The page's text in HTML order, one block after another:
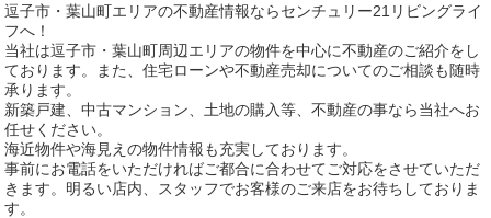
逗子市・葉山町エリアの不動産情報ならセンチュリー21リビングライ
フへ！
当社は逗子市・葉山町周辺エリアの物件を中心に不動産のご紹介をし
ております。また、住宅ローンや不動産売却についてのご相談も随時
承ります。
新築戸建、中古マンション、土地の購入等、不動産の事なら当社へお
任せください。
海近物件や海見えの物件情報も充実しております。
事前にお電話をいただければご都合に合わせてご対応をさせていただ
きます。明るい店内、スタッフでお客様のご来店をお待ちしておりま
す。